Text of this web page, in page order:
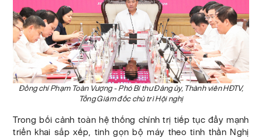
Đồng chí Phạm Toàn Vượng - Phó Bí thư Đảng ủy, Thành viên HĐTV,
Tổng Giám đốc chủ trì Hội nghị
Trong bối cảnh toàn hệ thống chính trị tiếp tục đẩy mạnh
triển khai sắp xếp, tinh gọn bộ máy theo tinh thần Nghị